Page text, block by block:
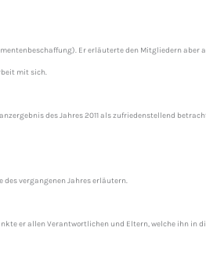
Er erläuterte den Mitgliedern aber
mit sich.
des Jahres 2011 als zufriedenstellend
vergangenen Jahres erläutern.
er allen Verantwortlichen und Eltern, welche ihn in